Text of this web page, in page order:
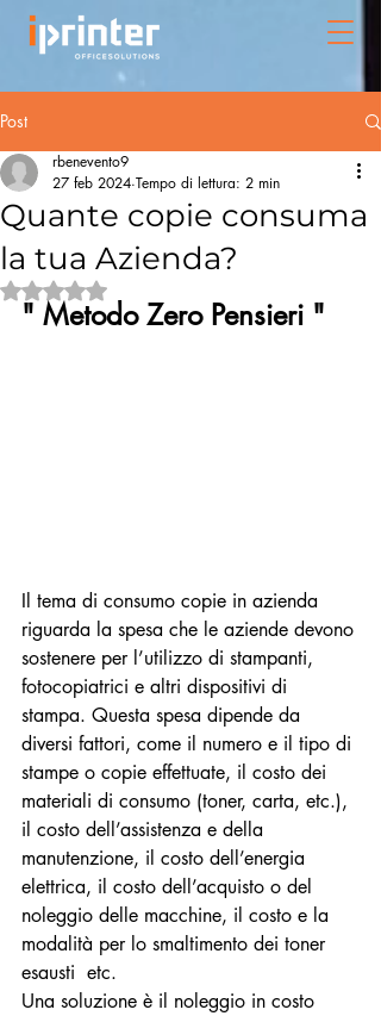
Post
Quante copie consuma
la tua Azienda?
rbenevento9
27 feb 2024 Tempo di lettura: 2 min
Valutazione NaN stelle su 5.
" Metodo Zero Pensieri "
Il tema di consumo copie in azienda
riguarda la spesa che le aziende devono
sostenere per l’utilizzo di stampanti,
fotocopiatrici e altri dispositivi di
stampa. Questa spesa dipende da
diversi fattori, come il numero e il tipo di
stampe o copie effettuate, il costo dei
materiali di consumo (toner, carta, etc.),
il costo dell’assistenza e della
manutenzione, il costo dell’energia
elettrica, il costo dell’acquisto o del
noleggio delle macchine, il costo e la
modalità per lo smaltimento dei toner
esausti  etc.
Una soluzione è il noleggio in costo